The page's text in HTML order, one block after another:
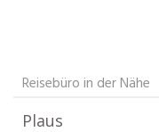
Reisebüro in der Nähe
Plaus